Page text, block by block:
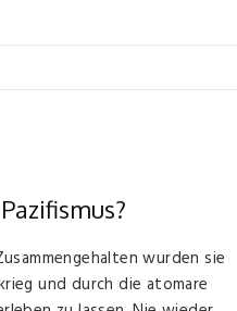
wurden sie
und durch die atomare